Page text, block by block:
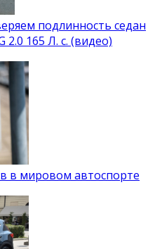
подлинность седан
2.0 165 Л. с. (видео)
в мировом автоспорте